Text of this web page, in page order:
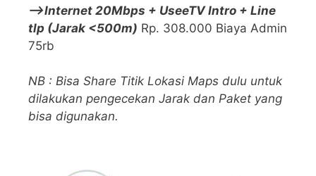
—>Internet 20Mbps + UseeTV Intro + Line
tlp (Jarak <500m) Rp. 308.000 Biaya Admin
75rb
NB : Bisa Share Titik Lokasi Maps dulu untuk
dilakukan pengecekan Jarak dan Paket yang
bisa digunakan.